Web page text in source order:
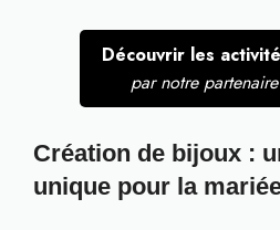
Découvrir les
par notre
Création de bijoux :
unique pour la